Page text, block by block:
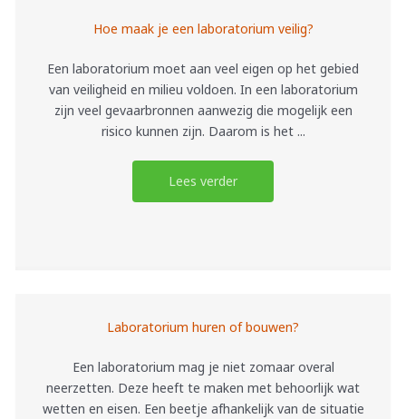
Hoe maak je een laboratorium veilig?
Een laboratorium moet aan veel eigen op het gebied
van veiligheid en milieu voldoen. In een laboratorium
zijn veel gevaarbronnen aanwezig die mogelijk een
risico kunnen zijn. Daarom is het ...
Lees verder
Laboratorium huren of bouwen?
Een laboratorium mag je niet zomaar overal
neerzetten. Deze heeft te maken met behoorlijk wat
wetten en eisen. Een beetje afhankelijk van de situatie